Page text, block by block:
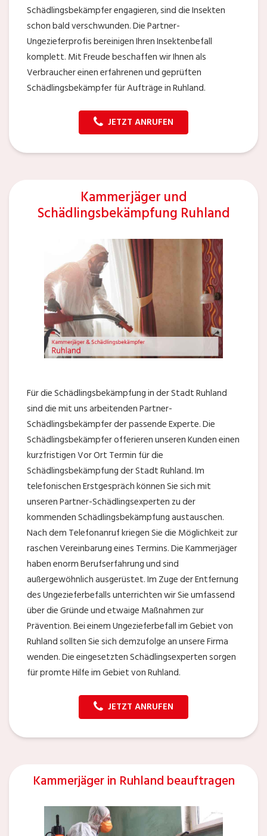
Schädlingsbekämpfer engagieren, sind die Insekten
schon bald verschwunden. Die Partner-
Ungezieferprofis bereinigen Ihren Insektenbefall
komplett. Mit Freude beschaffen wir Ihnen als
Verbraucher einen erfahrenen und geprüften
Schädlingsbekämpfer für Aufträge in Ruhland.
JETZT ANRUFEN
Kammerjäger und
Schädlingsbekämpfung Ruhland
Für die Schädlingsbekämpfung in der Stadt Ruhland
sind die mit uns arbeitenden Partner-
Schädlingsbekämpfer der passende Experte. Die
Schädlingsbekämpfer offerieren unseren Kunden einen
kurzfristigen Vor Ort Termin für die
Schädlingsbekämpfung der Stadt Ruhland. Im
telefonischen Erstgespräch können Sie sich mit
unseren Partner-Schädlingsexperten zu der
kommenden Schädlingsbekämpfung austauschen.
Nach dem Telefonanruf kriegen Sie die Möglichkeit zur
raschen Vereinbarung eines Termins. Die Kammerjäger
haben enorm Berufserfahrung und sind
außergewöhnlich ausgerüstet. Im Zuge der Entfernung
des Ungezieferbefalls unterrichten wir Sie umfassend
über die Gründe und etwaige Maßnahmen zur
Prävention. Bei einem Ungezieferbefall im Gebiet von
Ruhland sollten Sie sich demzufolge an unsere Firma
wenden. Die eingesetzten Schädlingsexperten sorgen
für promte Hilfe im Gebiet von Ruhland.
JETZT ANRUFEN
Kammerjäger in Ruhland beauftragen